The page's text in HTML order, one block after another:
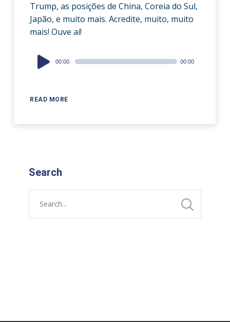
Trump, as posições de China, Coreia do Sul,
Japão, e muito mais. Acredite, muito, muito
mais! Ouve aí!
READ MORE
Audio
Player
00:00 00:00
Search